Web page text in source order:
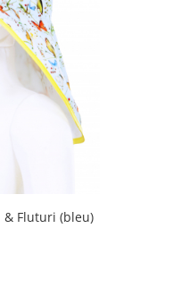
& Fluturi (bleu)